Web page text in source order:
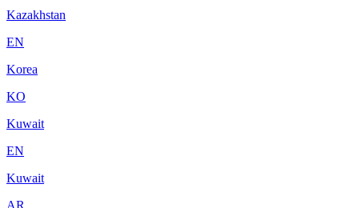
Kazakhstan
EN
Korea
KO
Kuwait
EN
Kuwait